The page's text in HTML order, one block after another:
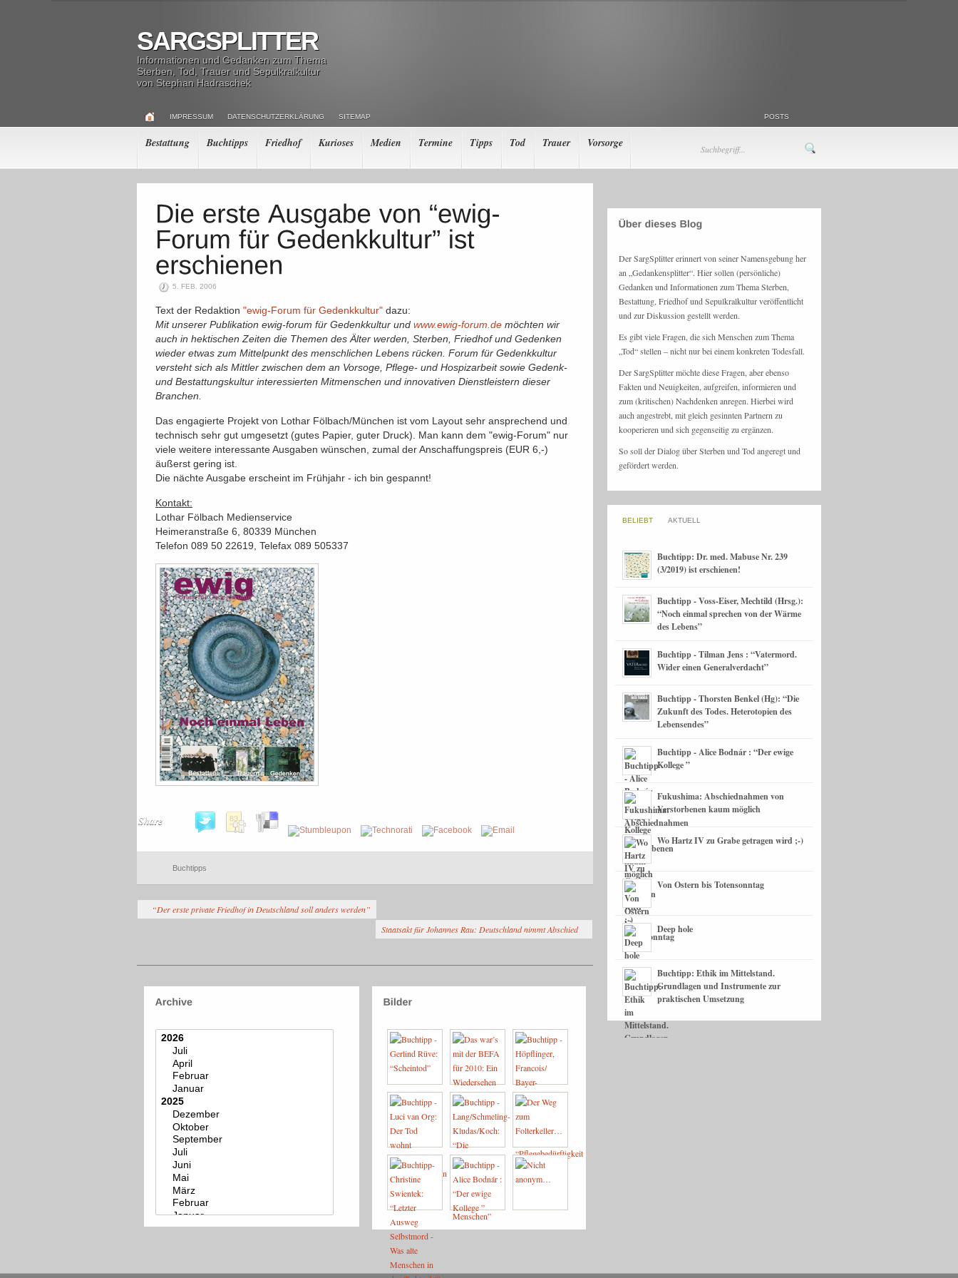
SARGSPLITTER
Informationen und Gedanken zum Thema
Sterben, Tod, Trauer und Sepulkralkultur
von Stephan Hadraschek
IMPRESSUM DATENSCHUTZERKLÄRUNG SITEMAP POSTS
Bestattung Buchtipps Friedhof Kurioses Medien Termine Tipps Tod Trauer Vorsorge
5. FEB. 2006
Text der Redaktion "ewig-Forum für Gedenkkultur" dazu:
Mit unserer Publikation ewig-forum für Gedenkkultur und www.ewig-forum.de möchten wir
auch in hektischen Zeiten die Themen des Älter werden, Sterben, Friedhof und Gedenken
wieder etwas zum Mittelpunkt des menschlichen Lebens rücken. Forum für Gedenkkultur
versteht sich als Mittler zwischen dem an Vorsoge, Pflege- und Hospizarbeit sowie Gedenk-
und Bestattungskultur interessierten Mitmenschen und innovativen Dienstleistern dieser
Branchen.
Das engagierte Projekt von Lothar Fölbach/München ist vom Layout sehr ansprechend und
technisch sehr gut umgesetzt (gutes Papier, guter Druck). Man kann dem "ewig-Forum" nur
viele weitere interessante Ausgaben wünschen, zumal der Anschaffungspreis (EUR 6,-)
äußerst gering ist.
Die nächte Ausgabe erscheint im Frühjahr - ich bin gespannt!
Kontakt:
Lothar Fölbach Medienservice
Heimeranstraße 6, 80339 München
Telefon 089 50 22619, Telefax 089 505337
Share
Buchtipps
“Der erste private Friedhof in Deutschland soll anders werden”
Staatsakt für Johannes Rau: Deutschland nimmt Abschied
Der SargSplitter erinnert von seiner Namensgebung her
an „Gedankensplitter“. Hier sollen (persönliche)
Gedanken und Informationen zum Thema Sterben,
Bestattung, Friedhof und Sepulkralkultur veröffentlicht
und zur Diskussion gestellt werden.
Es gibt viele Fragen, die sich Menschen zum Thema
„Tod“ stellen – nicht nur bei einem konkreten Todesfall.
Der SargSplitter möchte diese Fragen, aber ebenso
Fakten und Neuigkeiten, aufgreifen, informieren und
zum (kritischen) Nachdenken anregen. Hierbei wird
auch angestrebt, mit gleich gesinnten Partnern zu
kooperieren und sich gegenseitig zu ergänzen.
So soll der Dialog über Sterben und Tod angeregt und
gefördert werden.
BELIEBT AKTUELL
Buchtipp: Dr. med. Mabuse Nr. 239
(3/2019) ist erschienen!
Buchtipp - Voss-Eiser, Mechtild (Hrsg.):
“Noch einmal sprechen von der Wärme
des Lebens”
Buchtipp - Tilman Jens : “Vatermord.
Wider einen Generalverdacht”
Buchtipp - Thorsten Benkel (Hg): “Die
Zukunft des Todes. Heterotopien des
Lebensendes”
Buchtipp - Alice Bodnár : “Der ewige
Kollege ”
Fukushima: Abschiednahmen von
Verstorbenen kaum möglich
Wo Hartz IV zu Grabe getragen wird ;-)
Von Ostern bis Totensonntag
Deep hole
Buchtipp: Ethik im Mittelstand.
Grundlagen und Instrumente zur
praktischen Umsetzung